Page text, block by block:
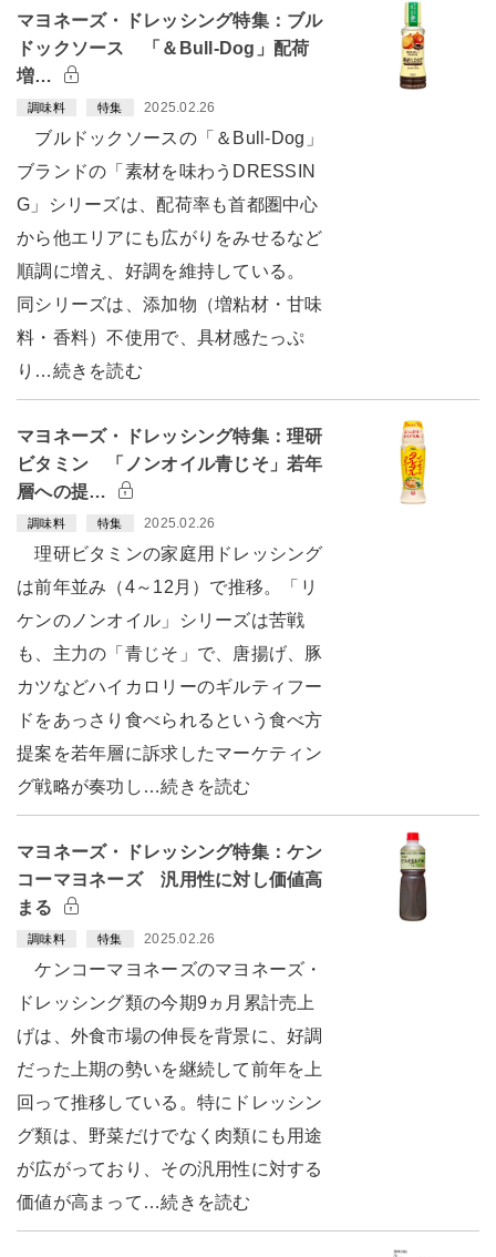
マヨネーズ・ドレッシング特集：ブル
ドックソース 「＆Bull-Dog」配荷
増…
調味料 特集 2025.02.26
ブルドックソースの「＆Bull-Dog」
ブランドの「素材を味わうDRESSIN
G」シリーズは、配荷率も首都圏中心
から他エリアにも広がりをみせるなど
順調に増え、好調を維持している。
同シリーズは、添加物（増粘材・甘味
料・香料）不使用で、具材感たっぷ
り…続きを読む
マヨネーズ・ドレッシング特集：理研
ビタミン 「ノンオイル青じそ」若年
層への提…
調味料 特集 2025.02.26
理研ビタミンの家庭用ドレッシング
は前年並み（4～12月）で推移。「リ
ケンのノンオイル」シリーズは苦戦
も、主力の「青じそ」で、唐揚げ、豚
カツなどハイカロリーのギルティフー
ドをあっさり食べられるという食べ方
提案を若年層に訴求したマーケティン
グ戦略が奏功し…続きを読む
マヨネーズ・ドレッシング特集：ケン
コーマヨネーズ 汎用性に対し価値高
まる
調味料 特集 2025.02.26
ケンコーマヨネーズのマヨネーズ・
ドレッシング類の今期9ヵ月累計売上
げは、外食市場の伸長を背景に、好調
だった上期の勢いを継続して前年を上
回って推移している。特にドレッシン
グ類は、野菜だけでなく肉類にも用途
が広がっており、その汎用性に対する
価値が高まって…続きを読む